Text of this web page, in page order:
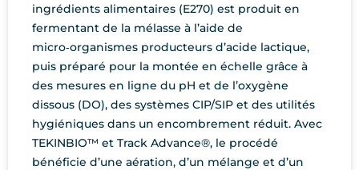
ingrédients alimentaires (E270) est produit en
fermentant de la mélasse à l’aide de
micro‑organismes producteurs d’acide lactique,
puis préparé pour la montée en échelle grâce à
des mesures en ligne du pH et de l’oxygène
dissous (DO), des systèmes CIP/SIP et des utilités
hygiéniques dans un encombrement réduit. Avec
TEKINBIO™ et Track Advance®, le procédé
bénéficie d’une aération, d’un mélange et d’un